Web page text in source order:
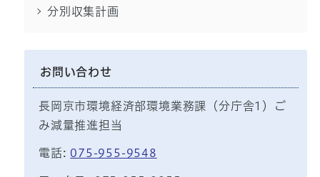
分別収集計画
お問い合わせ
長岡京市環境経済部環境業務課（分庁舎1）ご
み減量推進担当
電話: 075-955-9548